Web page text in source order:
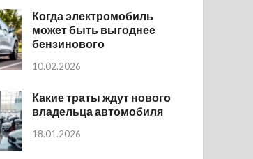
Когда электромобиль
может быть выгоднее
бензинового
10.02.2026
Какие траты ждут нового
владельца автомобиля
18.01.2026